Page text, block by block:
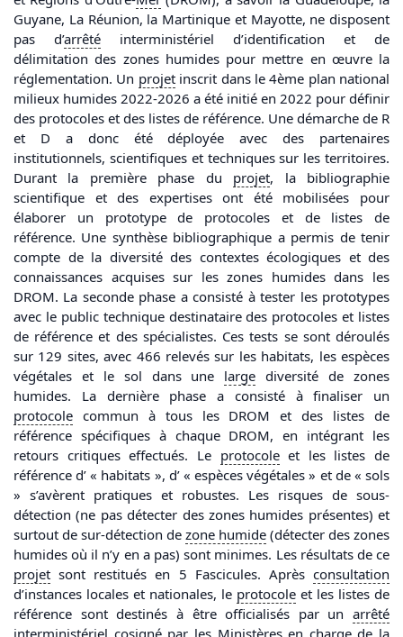
Guyane, La Réunion, la Martinique et Mayotte, ne disposent
pas d’arrêté interministériel d’identification et de
délimitation des zones humides pour mettre en œuvre la
réglementation. Un projetinscrit dans le 4ème plan national
milieux humides 2022-2026 a été initié en 2022 pour définir
des protocoles et des listes de référence. Une démarche de R
et D a donc été déployée avec des partenaires
institutionnels, scientifiques et techniques sur les territoires.
Durant la première phase du projet, la bibliographie
scientifique et des expertises ont été mobilisées pour
élaborer un prototype de protocoles et de listes de
référence. Une synthèse bibliographique a permis de tenir
compte de la diversité des contextes écologiques et des
connaissances acquises sur les zones humides dans les
DROM. La seconde phase a consisté à tester les prototypes
avec le public technique destinataire des protocoles et listes
de référence et des spécialistes. Ces tests se sont déroulés
sur 129 sites, avec 466 relevés sur les habitats, les espèces
végétales et le sol dans une large diversité de zones
humides. La dernière phase a consisté à finaliser un
protocole commun à tous les DROM et des listes de
référence spécifiques à chaque DROM, en intégrant les
retours critiques effectués. Le protocoleet les listes de
référence d’ « habitats », d’ « espèces végétales » et de « sols
» s’avèrent pratiques et robustes. Les risques de sous-
détection (ne pas détecter des zones humides présentes) et
surtout de sur-détection de zone humide (détecter des zones
humides où il n’y en a pas) sont minimes. Les résultats de ce
projet sont restitués en 5 Fascicules. Après consultation
d’instances locales et nationales, le protocole et les listes de
référence sont destinés à être officialisés par un arrêté